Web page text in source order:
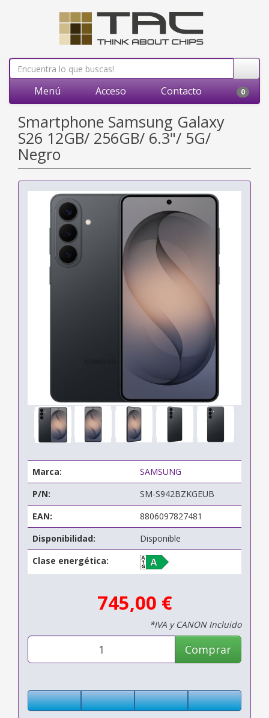
Menú Acceso Contacto 0
Smartphone Samsung Galaxy
S26 12GB/ 256GB/ 6.3"/ 5G/
Negro
Marca:
SAMSUNG
P/N:
SM-S942BZKGEUB
EAN:
8806097827481
Disponibilidad:
Disponible
Clase energética:
745,00 €
*IVA y CANON Incluido
Comprar